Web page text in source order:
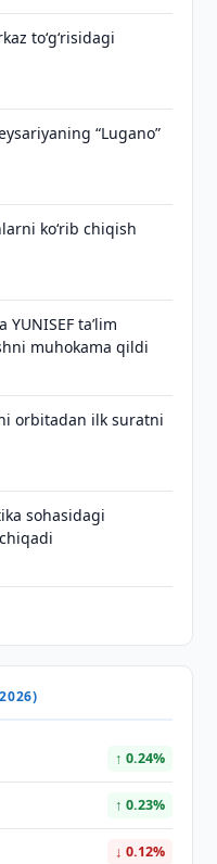
toʻgʻrisidagi
“Lugano”
ko‘rib chiqish
taʼlim
muhokama qildi
orbitadan ilk suratni
sohasidagi
↑ 0.24%
↑ 0.23%
↓ 0.12%